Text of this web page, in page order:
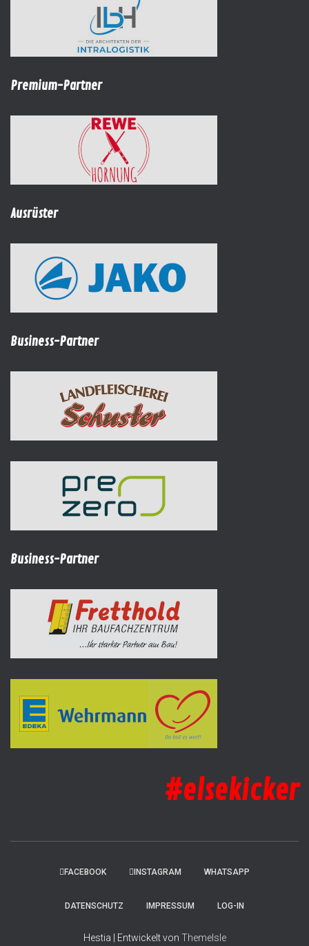
Premium-Partner
Ausrüster
Business-Partner
Business-Partner
#elsekicker
FACEBOOK INSTAGRAM WHATSAPP
DATENSCHUTZ IMPRESSUM LOG-IN
Hestia | Entwickelt von ThemeIsle